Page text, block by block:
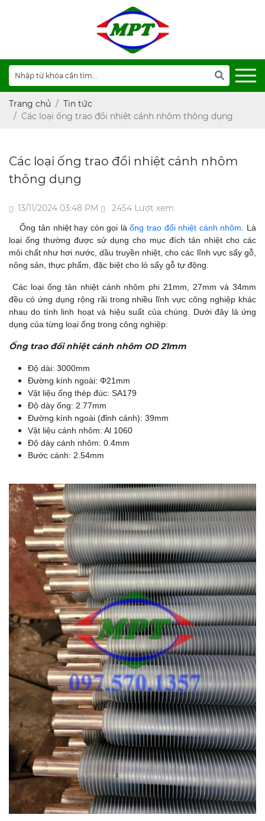
Trang chủ
Tin tức
Các loại ống trao đổi nhiệt cánh nhôm thông dụng
Các loại ống trao đổi nhiệt cánh nhôm
thông dụng
13/11/2024 03:48 PM 2454 Lượt xem
Ống tản nhiệt hay còn gọi làống trao đổi nhiệt cánh nhôm . Là
loại ống thường được sử dụng cho mục đích tản nhiệt cho các
môi chất như hơi nước, dầu truyền nhiệt, cho các lĩnh vực sấy gỗ,
nông sản, thực phẩm, đặc biệt cho lò sấy gỗ tự động.
Các loại ống tản nhiệt cánh nhôm phi 21mm, 27mm và 34mm
đều có ứng dụng rộng rãi trong nhiều lĩnh vực công nghiệp khác
nhau do tính linh hoạt và hiệu suất của chúng. Dưới đây là ứng
dụng của từng loại ống trong công nghiệp:
Ống trao đổi nhiệt cánh nhôm OD 21mm
Độ dài: 3000mm
Đường kính ngoài: Φ21mm
Vật liệu ống thép đúc: SA179
Độ dày ống: 2.77mm
Đường kính ngoài (đỉnh cánh): 39mm
Vật liệu cánh nhôm: Al 1060
Độ dày cánh nhôm: 0.4mm
Bước cánh: 2.54mm